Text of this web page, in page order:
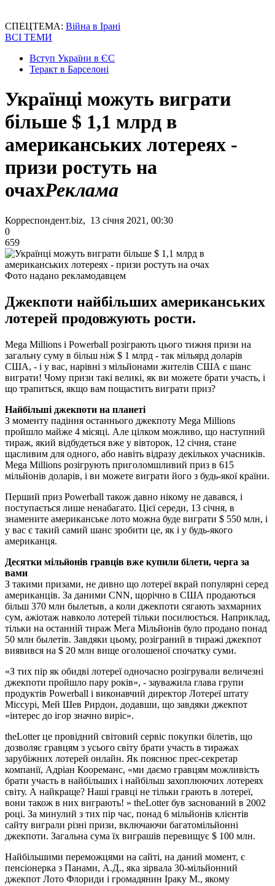
СПЕЦТЕМА: Війна в Ірані
ВСІ ТЕМИ
Вступ України в ЄС
Теракт в Барселоні
Українці можуть виграти
більше $ 1,1 млрд в
американських лотереях -
призи ростуть на
очахРеклама
Корреспондент.biz, 13 січня 2021, 00:30
0
659
Фото надано рекламодавцем
Джекпоти найбільших американських
лотерей продовжують рости.
Mega Millions і Powerball розіграють цього тижня призи на
загальну суму в більш ніж $ 1 млрд - так мільярд доларів
США, - і у вас, нарівні з мільйонами жителів США є шанс
виграти! Чому призи такі великі, як ви можете брати участь, і
що трапиться, якщо вам пощастить виграти приз?
Найбільші джекпоти на планеті
З моменту падіння останнього джекпоту Mega Millions
пройшло майже 4 місяці. Але цілком можливо, що наступний
тираж, який відбудеться вже у вівторок, 12 січня, стане
щасливим для одного, або навіть відразу декількох учасників.
Mega Millions розігрують приголомшливий приз в 615
мільйонів доларів, і ви можете виграти його з будь-якої країни.
Перший приз Powerball також давно нікому не давався, і
поступається лише ненабагато. Цієї середи, 13 січня, в
знамените американське лото можна буде виграти $ 550 млн, і
у вас є такий самий шанс зробити це, як і у будь-якого
американця.
Десятки мільйонів гравців вже купили білети, черга за
вами
З такими призами, не дивно що лотереї вкрай популярні серед
американців. За даними CNN, щорічно в США продаються
більш 370 млн былетыв, а коли джекпоти сягають захмарних
сум, ажіотаж навколо лотерей тільки посилюється. Наприклад,
тільки на останній тираж Мега Мільйонів було продано понад
50 млн былетів. Завдяки цьому, розіграний в тиражі джекпот
виявився на $ 20 млн вище оголошеної спочатку суми.
«З тих пір як обидві лотереї одночасно розігрували величезні
джекпоти пройшло пару років», - зауважила глава групи
продуктів Powerball і виконавчий директор Лотереї штату
Міссурі, Мей Шев Рирдон, додавши, що завдяки джекпот
«інтерес до ігор значно виріс».
theLotter це провідний світовий сервіс покупки білетів, що
дозволяє гравцям з усього світу брати участь в тиражах
зарубіжних лотерей онлайн. Як пояснює прес-секретар
компанії, Адріан Коореманс, «ми даємо гравцям можливість
брати участь в найбільших і найбільш захоплюючих лотереях
світу. А найкраще? Наші гравці не тільки грають в лотереї,
вони також в них виграють! » theLotter був заснований в 2002
році. За минулий з тих пір час, понад 6 мільйонів клієнтів
сайту виграли різні призи, включаючи багатомільйонні
джекпоти. Загальна сума їх виграшів перевищує $ 100 млн.
Найбільшими переможцями на сайті, на даний момент, є
пенсіонерка з Панами, А.Д., яка зірвала 30-мільйонний
джекпот Лото Флориди і громадянин Іраку М., якому